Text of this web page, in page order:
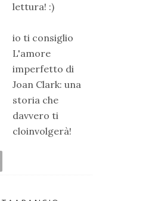
lettura! :)
io ti consiglio
L'amore
imperfetto di
Joan Clark: una
storia che
davvero ti
cloinvolgerà!